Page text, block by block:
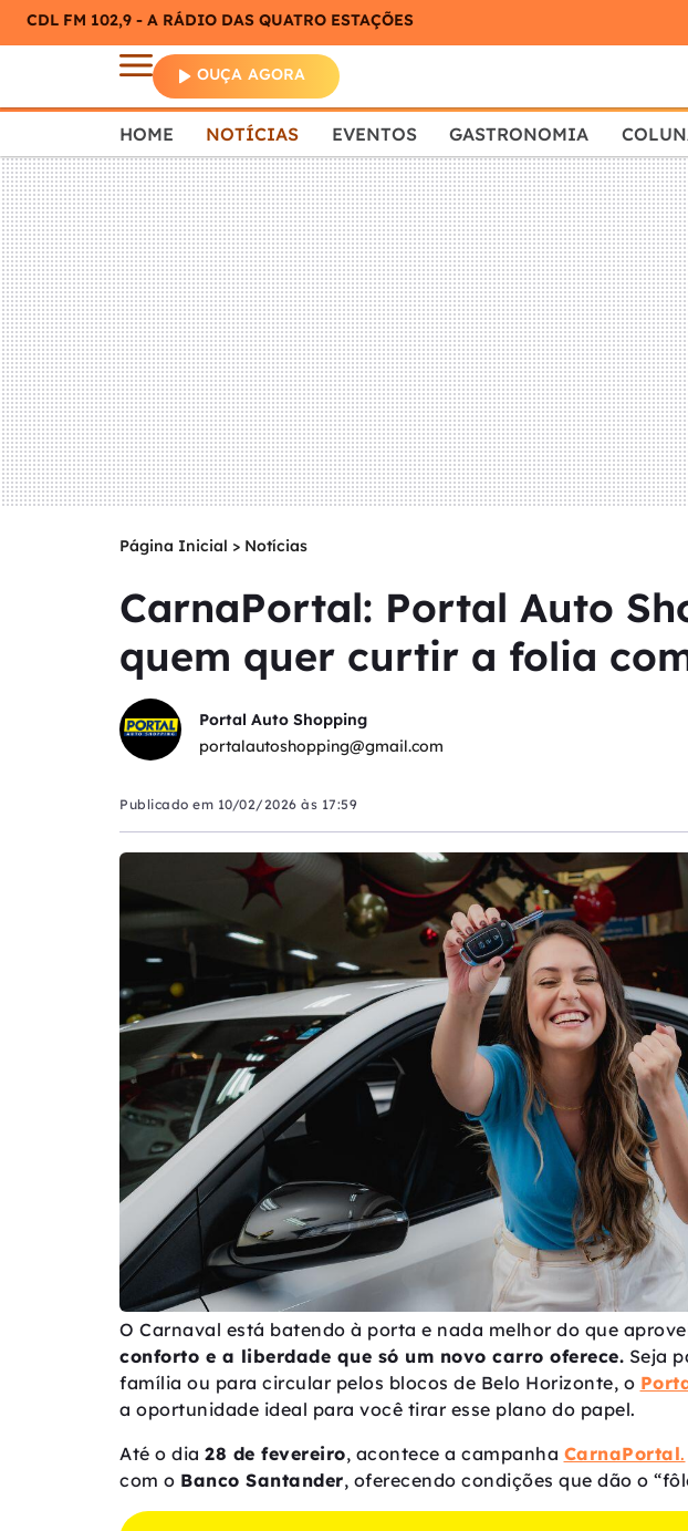
CDL FM 102,9 - A RÁDIO DAS QUATRO ESTAÇÕES
OUÇA AGORA
HOME NOTÍCIAS EVENTOS GASTRONOMIA
Página Inicial > Notícias
CarnaPortal: Portal Auto
quem quer curtir a folia
Portal Auto Shopping
portalautoshopping@gmail.com
Publicado em 10/02/2026 às 17:59
O Carnaval está batendo à porta e nada melhor do que
conforto e a liberdade que só um novo carro oferece. Seja
família ou para circular pelos blocos de Belo Horizonte, o
a oportunidade ideal para você tirar esse plano do papel.
Até o dia 28 de fevereiro, acontece a campanha CarnaPortal.
com o Banco Santander, oferecendo condições que dão o